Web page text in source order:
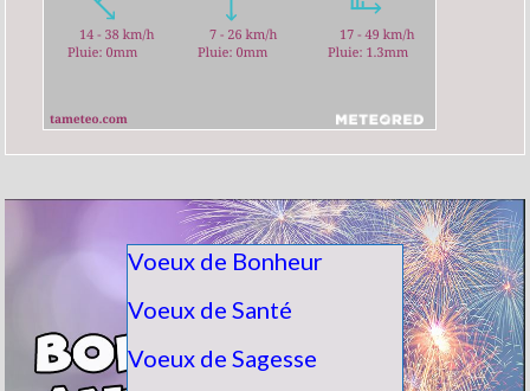
Voeux de Bonheur
Voeux de Santé
Voeux de Sagesse